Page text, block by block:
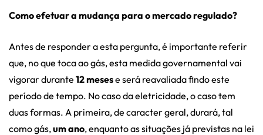
Como efetuar a mudança para o mercado regulado?
Antes de responder a esta pergunta, é importante referir
que, no que toca ao gás, esta medida governamental vai
vigorar durante 12 mesese será reavaliada findo este
período de tempo. No caso da eletricidade, o caso tem
duas formas. A primeira, de caracter geral, durará, tal
como gás,um ano, enquanto as situações já previstas na lei